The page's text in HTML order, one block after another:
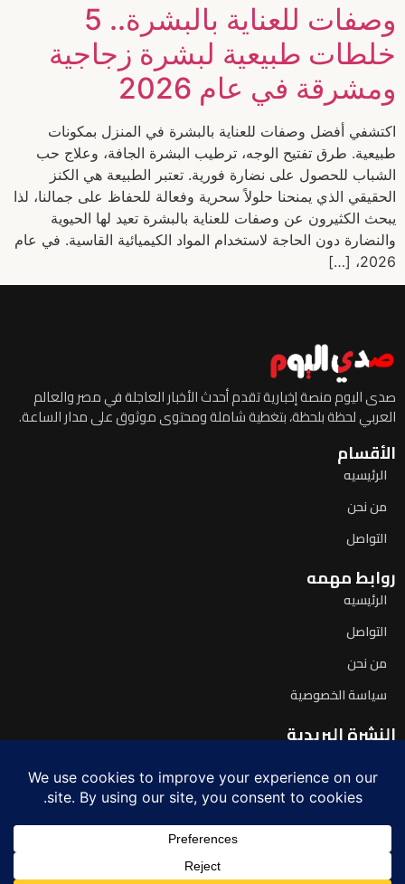
وصفات للعناية بالبشرة.. 5
خلطات طبيعية لبشرة زجاجية
ومشرقة في عام 2026
اكتشفي أفضل وصفات للعناية بالبشرة في المنزل بمكونات
طبيعية. طرق تفتيح الوجه، ترطيب البشرة الجافة، وعلاج حب
الشباب للحصول على نضارة فورية. تعتبر الطبيعة هي الكنز
الحقيقي الذي يمنحنا حلولاً سحرية وفعالة للحفاظ على جمالنا، لذا
يبحث الكثيرون عن وصفات للعناية بالبشرة تعيد لها الحيوية
والنضارة دون الحاجة لاستخدام المواد الكيميائية القاسية. في عام
2026، […]
صدى اليوم منصة إخبارية تقدم أحدث الأخبار العاجلة في مصر والعالم
العربي لحظة بلحظة، بتغطية شاملة ومحتوى موثوق على مدار الساعة.
الأقسام
الرئيسيه
من نحن
التواصل
روابط مهمه
الرئيسيه
التواصل
من نحن
سياسة الخصوصية
النشرة البريدية